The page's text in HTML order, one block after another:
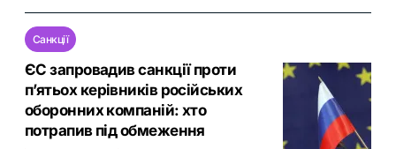
Санкції
ЄС запровадив санкції проти
п’ятьох керівників російських
оборонних компаній: хто
потрапив під обмеження